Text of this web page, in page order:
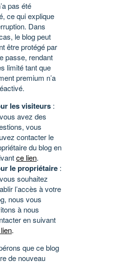
pas été
ce qui explique
Dans
le blog peut
être protégé par
passe, rendant
limité tant que
premium n’a
les visiteurs :
avez des
vous
contacter le
du blog en
ce lien.
le propriétaire :
souhaitez
l’accès à votre
nous vous
à nous
en suivant
.
que ce blog
de nouveau